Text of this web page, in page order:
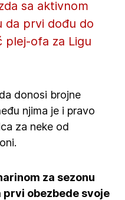
sa aktivnom
da prvi dođu do
plej-ofa za Ligu
donosi brojne
njima je i pravo
za neke od
za sezonu
obezbede svoje